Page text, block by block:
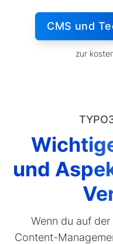
CMS und
zur
und
Wenn du auf
Content-